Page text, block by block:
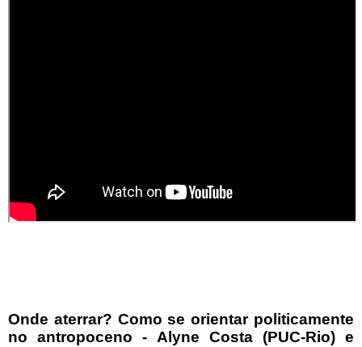
Onde aterrar? Como se orientar politicamente
no antropoceno - Alyne Costa (PUC-Rio) e